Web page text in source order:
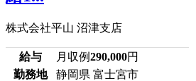
株式会社平山 沼津支店
給与 月収例290,000円
勤務地
静岡県 富士宮市